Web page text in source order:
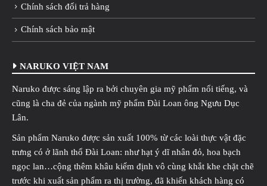
Chính sách đổi trả hàng
Chính sách bảo mật
NARUKO VIỆT NAM
Naruko được sáng lập ra bởi chuyên gia mỹ phẩm nổi tiếng, và
cũng là cha đẻ của ngành mỹ phẩm Đài Loan ông Ngưu Dục
Lân.
Sản phẩm Naruko được sản xuất 100% từ các loài thực vật đặc
trưng có ở lãnh thổ Đài Loan: như hạt ý dĩ nhân đỏ, hoa bạch
ngọc lan…cộng thêm khâu kiểm định vô cùng khắt khe chặt chẽ
trước khi xuất sản phẩm ra thị trường, đã khiến khách hàng có